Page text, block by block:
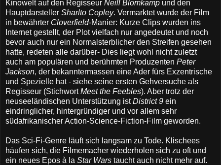
Kinowelt auf den Regisseur Neill Blomkamp und den
Hauptdarsteller Sharlto Copley. Vermarktet wurde der Film
in bewährter Cloverfield-Manier: Kurze Clips wurden ins
Internet gestellt, der Plot vielfach nur angedeutet und noch
bevor auch nur ein Normalsterblicher den Streifen gesehen
hatte, redeten alle darüber- Dies liegt wohl nicht zuletzt
auch am populären und berühmten Produzenten Peter
Jackson, der bekanntermassen eine Ader fürs Exzentrische
und Spezielle hat - siehe seine ersten Gehversuche als
Regisseur (StichwortMeet the Feebles). Aber trotz der
neuseeländischen Unterstützung istDistrict 9 ein
eindringlicher, hintergründiger und vor allem sehr
südafrikanischer Action-Science-Fiction-Film geworden.
Das Sci-Fi-Genre läuft sich langsam zu Tode. Klischees
häufen sich, die Filmemacher wiederholen sich zu oft und
ein neues Epos à la Star Wars taucht auch nicht mehr auf.